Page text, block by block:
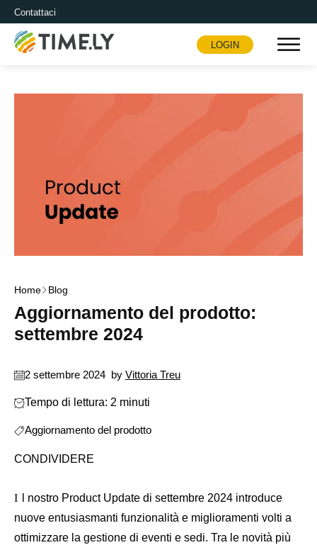
Contattaci
Timely
LOGIN
Home Blog
Aggiornamento del prodotto:
settembre 2024
2 settembre 2024 by Vittoria Treu
Tempo di lettura: 2 minuti
Aggiornamento del prodotto
CONDIVIDERE
Il nostro Product Update di settembre 2024 introduce
nuove entusiasmanti funzionalità e miglioramenti volti a
ottimizzare la gestione di eventi e sedi. Tra le novità più